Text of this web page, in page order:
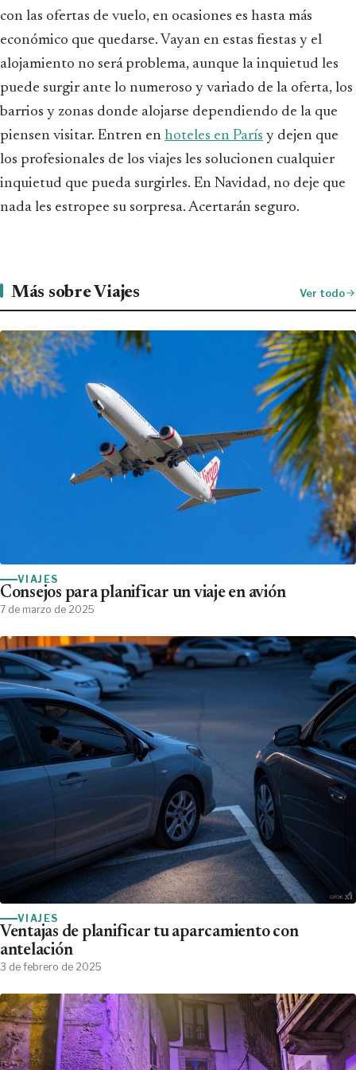
con las ofertas de vuelo, en ocasiones es hasta más
económico que quedarse. Vayan en estas fiestas y el
alojamiento no será problema, aunque la inquietud les
puede surgir ante lo numeroso y variado de la oferta, los
barrios y zonas donde alojarse dependiendo de la que
piensen visitar. Entren en hoteles en París y dejen que
los profesionales de los viajes les solucionen cualquier
inquietud que pueda surgirles. En Navidad, no deje que
nada les estropee su sorpresa. Acertarán seguro.
Más sobre Viajes Ver todo
VIAJES
Consejos para planificar un viaje en avión
7 de marzo de 2025
VIAJES
Ventajas de planificar tu aparcamiento con
antelación
3 de febrero de 2025